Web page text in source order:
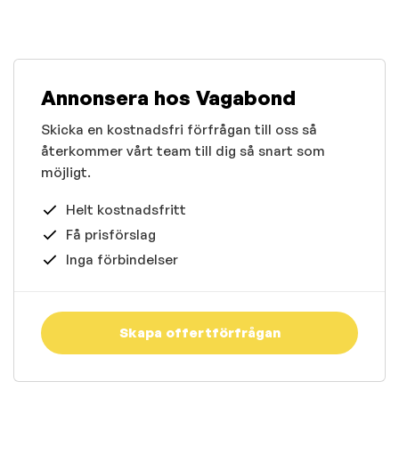
Annonsera hos Vagabond
Skicka en kostnadsfri förfrågan till oss så
återkommer vårt team till dig så snart som
möjligt.
Helt kostnadsfritt
Få prisförslag
Inga förbindelser
Skapa offertförfrågan